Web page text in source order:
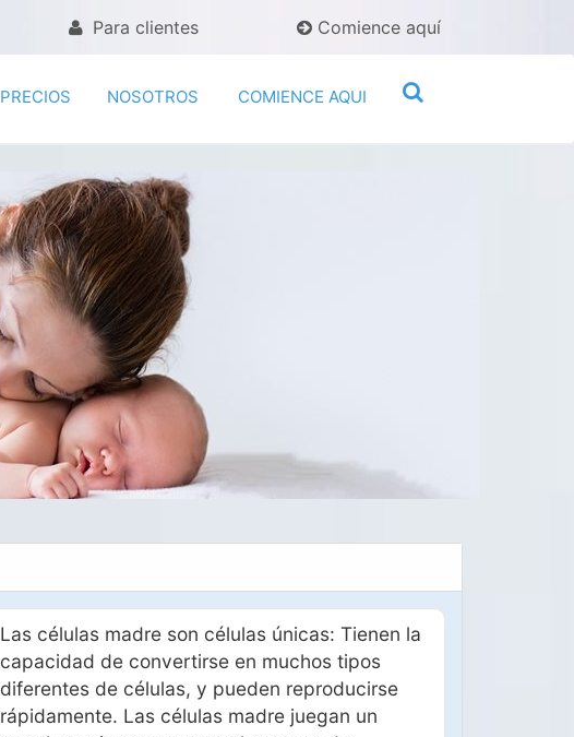
Para clientes Comience aquí
PRECIOS NOSOTROS COMIENCE AQUI
Las células madre son células únicas: Tienen la
capacidad de convertirse en muchos tipos
diferentes de células, y pueden reproducirse
rápidamente. Las células madre juegan un